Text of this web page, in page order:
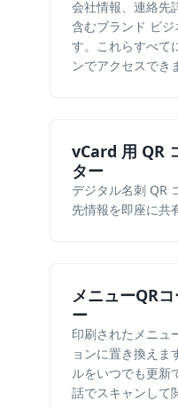
会社情報、連絡先
含むブランド ビ
す。これらすべて
ンでアクセスでき
vCard 用 QR
ター
デジタル名刺 QR
先情報を即座に共
メニューQR
ー
印刷されたメニュ
ョンに置き換えま
ルをいつでも更新
話でスキャンして